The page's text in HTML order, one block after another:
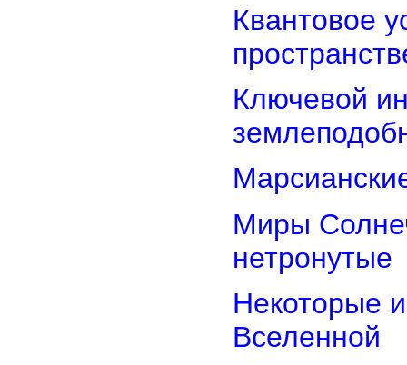
Квантовое
Ключевой
Миры
нетронутые
Некоторые
Вселенной